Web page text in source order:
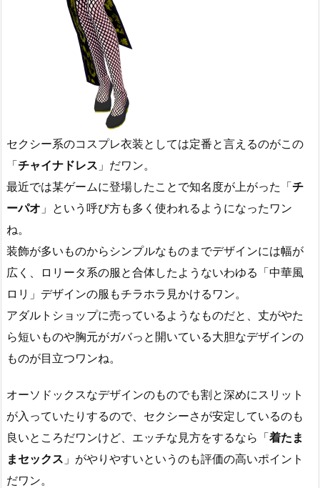
セクシー系のコスプレ衣装としては定番と言えるのがこの
「チャイナドレス 」だワン。
最近では某ゲームに登場したことで知名度が上がった「チ
ーパオ 」という呼び方も多く使われるようになったワン
ね。
装飾が多いものからシンプルなものまでデザインには幅が
広く、ロリータ系の服と合体したようないわゆる「中華風
ロリ」デザインの服もチラホラ見かけるワン。
アダルトショップに売っているようなものだと、丈がやた
ら短いものや胸元がガバっと開いている大胆なデザインの
ものが目立つワンね。
オーソドックスなデザインのものでも割と深めにスリット
が入っていたりするので、セクシーさが安定しているのも
良いところだワンけど、エッチな見方をするなら「着たま
まセックス 」がやりやすいというのも評価の高いポイント
だワン。